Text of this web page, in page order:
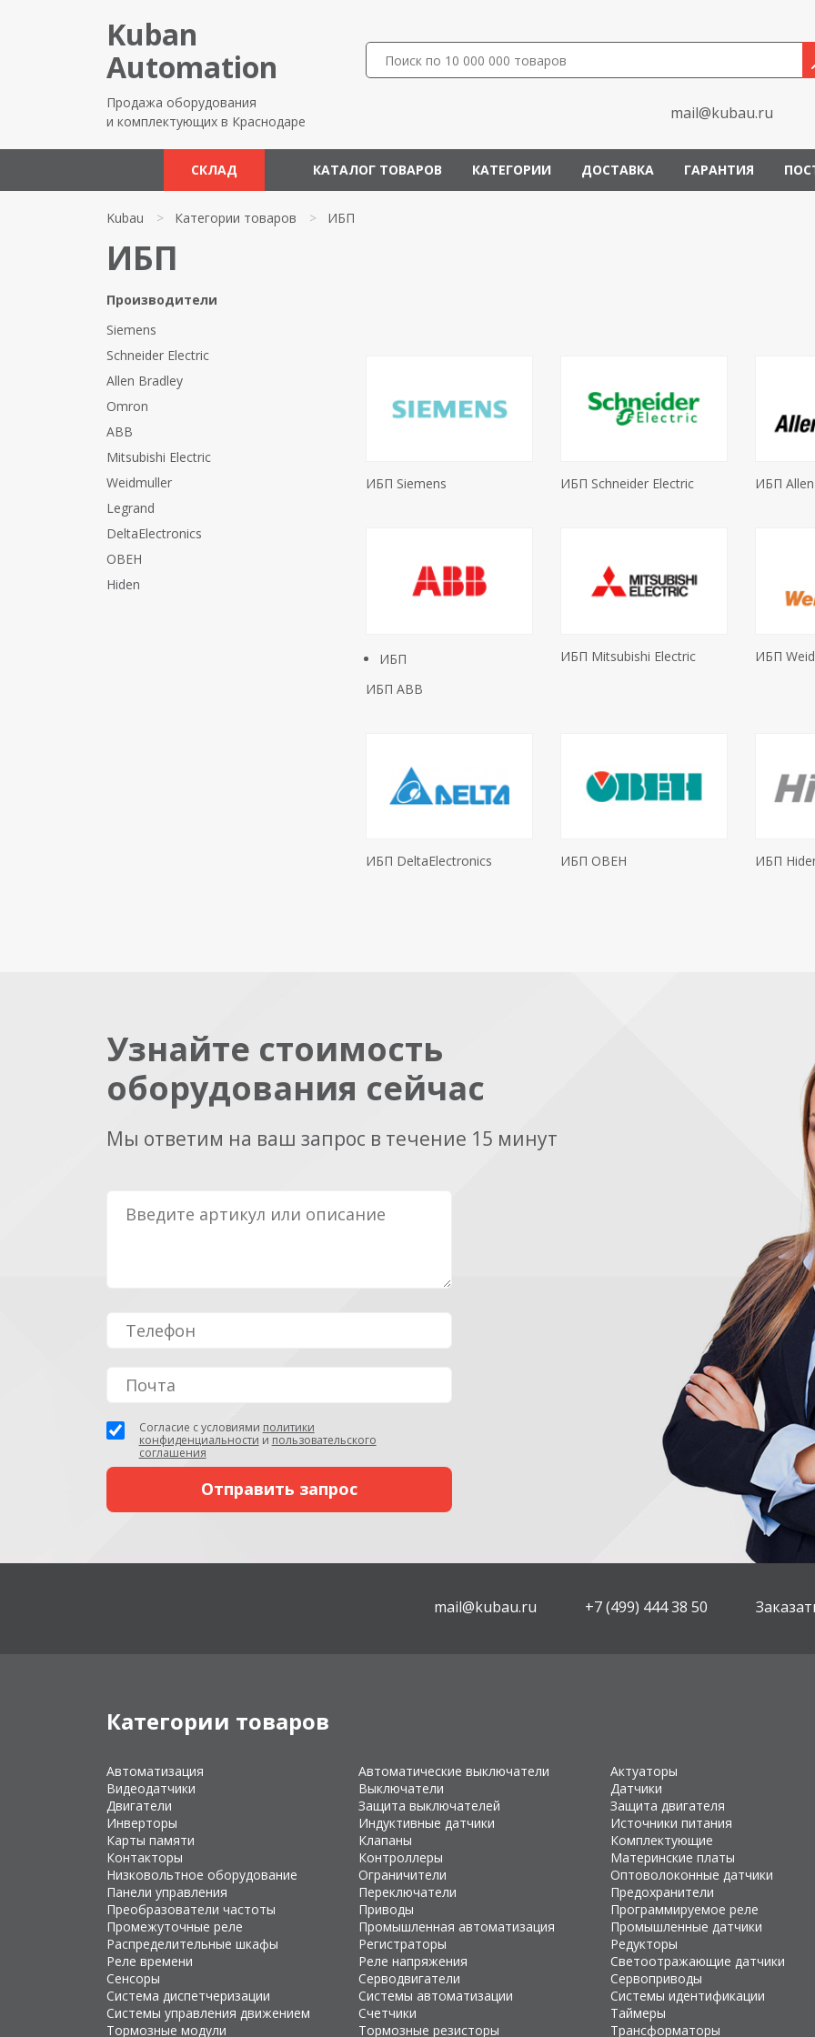
Kuban
Automation
Продажа оборудования
и комплектующих в Краснодаре
mail@kubau.ru
СКЛАД КАТАЛОГ ТОВАРОВ КАТЕГОРИИ ДОСТАВКА ГАРАНТИЯ
Kubau > Категории товаров > ИБП
ИБП
Производители
Siemens
Schneider Electric
Allen Bradley
Omron
ABB
Mitsubishi Electric
Weidmuller
Legrand
DeltaElectronics
ОВЕН
Hiden
ИБП Siemens ИБП Schneider Electric ИБП
ИБП
ИБП ABB
ИБП Mitsubishi Electric ИБП
ИБП DeltaElectronics ИБП ОВЕН ИБП
Узнайте стоимость
оборудования сейчас
Мы ответим на ваш запрос в течение 15 минут
Согласие с условиями политики
конфиденциальности и пользовательского
соглашения
mail@kubau.ru +7 (499) 444 38 50
Категории товаров
Автоматизация Автоматические выключатели
Актуаторы
Видеодатчики
Выключатели
Датчики
Двигатели
Защита выключателей
Защита двигателя
Инверторы
Индуктивные датчики
Источники питания
Карты памяти
Клапаны
Комплектующие
Контакторы
Контроллеры
Материнские платы
Низковольтное оборудование
Ограничители
Оптоволоконные датчики
Панели управления
Переключатели
Предохранители
Преобразователи частоты
Приводы
Программируемое реле
Промежуточные реле
Промышленная автоматизация
Промышленные датчики
Распределительные шкафы
Регистраторы
Редукторы
Реле времени
Реле напряжения
Светоотражающие датчики
Сенсоры
Серводвигатели
Сервоприводы
Система диспетчеризации
Системы автоматизации
Системы идентификации
Системы управления движением
Счетчики
Таймеры
Тормозные модули
Тормозные резисторы Трансформаторы